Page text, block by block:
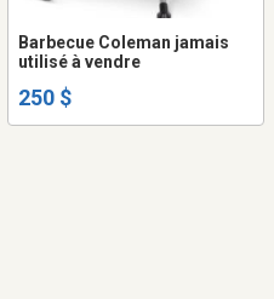
Barbecue Coleman jamais
utilisé à vendre
250 $